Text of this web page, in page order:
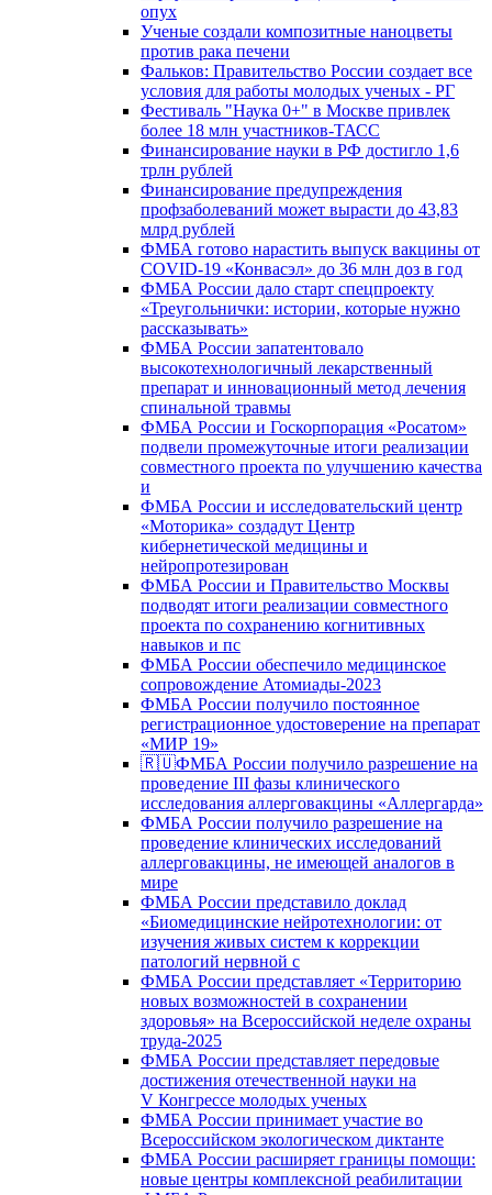
опух
Ученые создали композитные наноцветы
против рака печени
Фальков: Правительство России создает все
условия для работы молодых ученых - РГ
Фестиваль "Наука 0+" в Москве привлек
более 18 млн участников-ТАСС
Финансирование науки в РФ достигло 1,6
трлн рублей
Финансирование предупреждения
профзаболеваний может вырасти до 43,83
млрд рублей
ФМБА готово нарастить выпуск вакцины от
COVID-19 «Конвасэл» до 36 млн доз в год
ФМБА России дало старт спецпроекту
«Треугольнички: истории, которые нужно
рассказывать»
ФМБА России запатентовало
высокотехнологичный лекарственный
препарат и инновационный метод лечения
спинальной травмы
ФМБА России и Госкорпорация «Росатом»
подвели промежуточные итоги реализации
совместного проекта по улучшению качества
и
ФМБА России и исследовательский центр
«Моторика» создадут Центр
кибернетической медицины и
нейропротезирован
ФМБА России и Правительство Москвы
подводят итоги реализации совместного
проекта по сохранению когнитивных
навыков и пс
ФМБА России обеспечило медицинское
сопровождение Атомиады-2023
ФМБА России получило постоянное
регистрационное удостоверение на препарат
«МИР 19»
🇷🇺ФМБА России получило разрешение на
проведение III фазы клинического
исследования аллерговакцины «Аллергарда»
ФМБА России получило разрешение на
проведение клинических исследований
аллерговакцины, не имеющей аналогов в
мире
ФМБА России представило доклад
«Биомедицинские нейротехнологии: от
изучения живых систем к коррекции
патологий нервной с
ФМБА России представляет «Территорию
новых возможностей в сохранении
здоровья» на Всероссийской неделе охраны
труда-2025
ФМБА России представляет передовые
достижения отечественной науки на
V Конгрессе молодых ученых
ФМБА России принимает участие во
Всероссийском экологическом диктанте
ФМБА России расширяет границы помощи:
новые центры комплексной реабилитации